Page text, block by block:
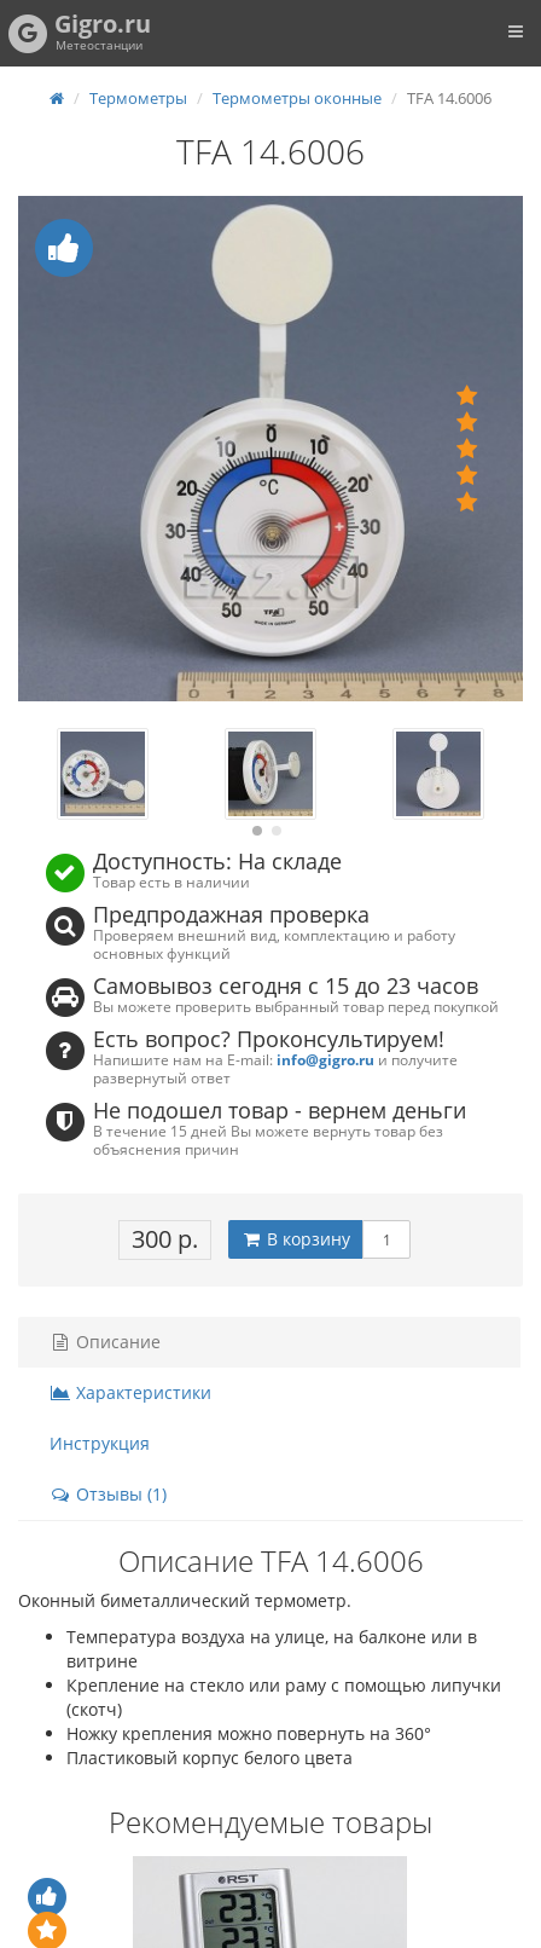
Gigro.ru
Метеостанции
Термометры Термометры оконные TFA 14.6006
TFA 14.6006
Доступность: На складе
Товар есть в наличии
Предпродажная проверка
Проверяем внешний вид, комплектацию и работу
основных функций
Самовывоз сегодня с 15 до 23 часов
Вы можете проверить выбранный товар перед покупкой
Есть вопрос? Проконсультируем!
Напишите нам на E-mail: info@gigro.ru и получите
развернутый ответ
Не подошел товар - вернем деньги
В течение 15 дней Вы можете вернуть товар без
объяснения причин
300 р. В корзину
Описание
Характеристики
Инструкция
Отзывы (1)
Описание TFA 14.6006
Оконный биметаллический термометр.
Температура воздуха на улице, на балконе или в
витрине
Крепление на стекло или раму с помощью липучки
(скотч)
Ножку крепления можно повернуть на 360°
Пластиковый корпус белого цвета
Рекомендуемые товары